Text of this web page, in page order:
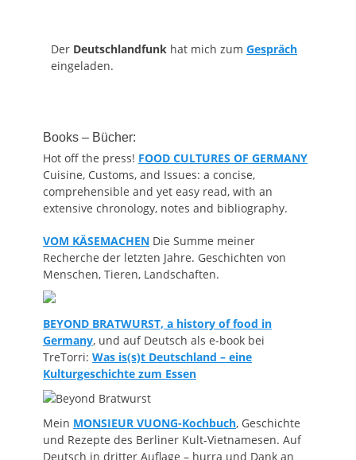
Der Deutschlandfunk hat mich zum Gespräch
eingeladen.
Books – Bücher:
Hot off the press! FOOD CULTURES OF GERMANY
Cuisine, Customs, and Issues: a concise,
comprehensible and yet easy read, with an
extensive chronology, notes and bibliography.
VOM KÄSEMACHEN Die Summe meiner
Recherche der letzten Jahre. Geschichten von
Menschen, Tieren, Landschaften.
BEYOND BRATWURST, a history of food in
Germany, und auf Deutsch als e-book bei
TreTorri: Was is(s)t Deutschland – eine
Kulturgeschichte zum Essen
Mein MONSIEUR VUONG-Kochbuch, Geschichte
und Rezepte des Berliner Kult-Vietnamesen. Auf
Deutsch in dritter Auflage – hurra und Dank an